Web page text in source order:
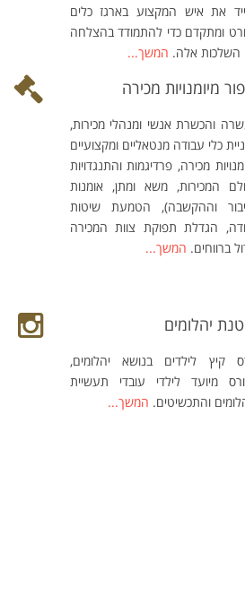
את איש המקצוע בארגז כלים
ומתקדם כדי להתמודד בהצלחה
אלה. המשך...
מיומנויות מכירה
והכשרת אנשי ומנהלי מכירות,
כלי עבודה מנטאליים ומקצועיים
מכירה, פרדיגמות והתנגדויות
המכירות, משא ומתן, אומנות
וההקשבה), הטמעת שיטות
הגדלת תפוקת צוות המכירה
ברווחים. המשך...
יהלומים
קיץ לילדים בנושא יהלומים,
מיועד לילדי עובדי תעשיית
והתכשיטים. המשך...